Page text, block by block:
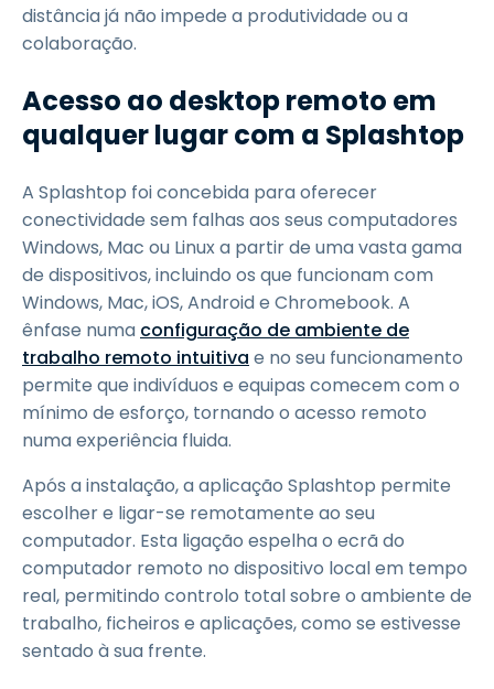
distância já não impede a produtividade ou a
colaboração.
Acesso ao desktop remoto em
qualquer lugar com a Splashtop
A Splashtop foi concebida para oferecer
conectividade sem falhas aos seus computadores
Windows, Mac ou Linux a partir de uma vasta gama
de dispositivos, incluindo os que funcionam com
Windows, Mac, iOS, Android e Chromebook. A
ênfase numa configuração de ambiente de
trabalho remoto intuitiva e no seu funcionamento
permite que indivíduos e equipas comecem com o
mínimo de esforço, tornando o acesso remoto
numa experiência fluida.
Após a instalação, a aplicação Splashtop permite
escolher e ligar-se remotamente ao seu
computador. Esta ligação espelha o ecrã do
computador remoto no dispositivo local em tempo
real, permitindo controlo total sobre o ambiente de
trabalho, ficheiros e aplicações, como se estivesse
sentado à sua frente.